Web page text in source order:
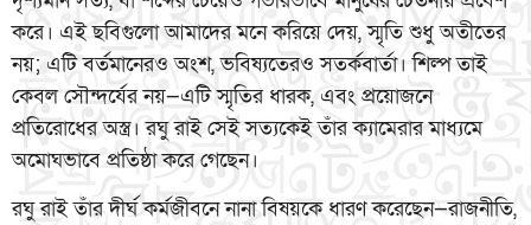
করে। এই ছবিগুলো আমাদের মনে করিয়ে দেয়, স্মৃতি শুধু অতীতের
নয়; এটি বর্তমানেরও অংশ, ভবিষ্যতেরও সতর্কবার্তা। শিল্প তাই
কেবল সৌন্দর্যের নয়—এটি স্মৃতির ধারক, এবং প্রয়োজনে
প্রতিরোধের অস্ত্র। রঘু রাই সেই সত্যকেই তাঁর ক্যামেরার মাধ্যমে
অমোঘভাবে প্রতিষ্ঠা করে গেছেন।
রঘু রাই তাঁর দীর্ঘ কর্মজীবনে নানা বিষয়কে ধারণ করেছেন—রাজনীতি,